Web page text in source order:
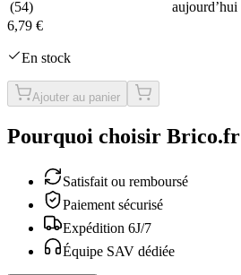
(54)
aujourd’hui
6,79 €
En stock
Ajouter au panier
Pourquoi choisir
Satisfait ou remboursé
Paiement sécurisé
Expédition 6J/7
Équipe SAV dédiée